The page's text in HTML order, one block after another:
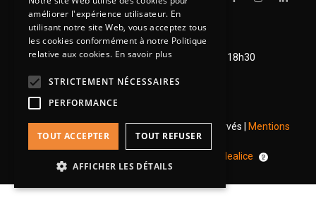
CHAISES
TABLES
LITERIE
MATELAS
LITS RELEVABLES
CADRES DE LIT
Lundi de 14h à 18h30
Mardi à vendredi de 9h à 12h et de 14h à 18h30
© 2026 Groupe Steinmetz - Tous droits réservés |
Mentions
légales |RGPD
Idealice
améliorer l'expérience utilisateur. En
utilisant notre site Web, vous acceptez tous
les cookies conformément à notre Politique
relative aux cookies. En savoir plus
STRICTEMENT NÉCESSAIRES
PERFORMANCE
TOUT ACCEPTER TOUT REFUSER
AFFICHER LES DÉTAILS